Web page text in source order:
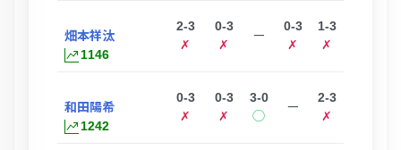
畑本祥汰
1146
2-3
✗
0-3
✗
ー
0-3
✗
1-3
✗
和田陽希
1242
0-3
✗
0-3
✗
3-0
◯
ー
2-3
✗